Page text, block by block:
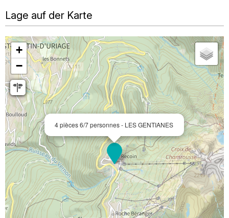
Lage auf der Karte
4 pièces 6/7 personnes - LES GENTIANES
+
−